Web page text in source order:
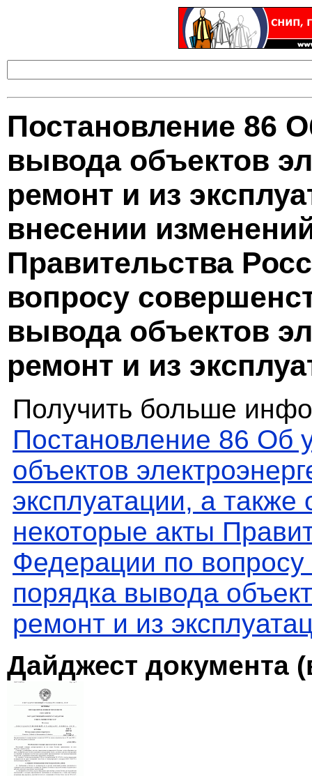
Постановление 86
вывода объектов
ремонт и из
внесении
Правительства
вопросу
вывода объектов
ремонт и из
Получить больше
Постановление 86 Об
объектов
эксплуатации, а
некоторые акты
Федерации по
порядка вывода
ремонт и из
Дайджест документа